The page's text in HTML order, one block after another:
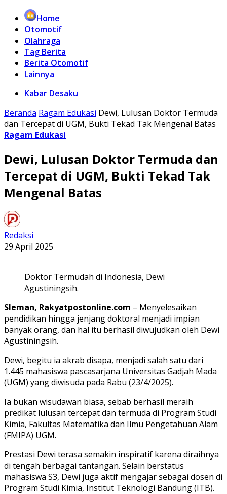
Home
Otomotif
Olahraga
Tag Berita
Berita Otomotif
Lainnya
Kabar Desaku
Beranda Ragam Edukasi Dewi, Lulusan Doktor Termuda
dan Tercepat di UGM, Bukti Tekad Tak Mengenal Batas
Ragam Edukasi
Dewi, Lulusan Doktor Termuda dan
Tercepat di UGM, Bukti Tekad Tak
Mengenal Batas
Redaksi
29 April 2025
Doktor Termudah di Indonesia, Dewi
Agustiningsih.
Sleman, Rakyatpostonline.com – Menyelesaikan
pendidikan hingga jenjang doktoral menjadi impian
banyak orang, dan hal itu berhasil diwujudkan oleh Dewi
Agustiningsih.
Dewi, begitu ia akrab disapa, menjadi salah satu dari
1.445 mahasiswa pascasarjana Universitas Gadjah Mada
(UGM) yang diwisuda pada Rabu (23/4/2025).
Ia bukan wisudawan biasa, sebab berhasil meraih
predikat lulusan tercepat dan termuda di Program Studi
Kimia, Fakultas Matematika dan Ilmu Pengetahuan Alam
(FMIPA) UGM.
Prestasi Dewi terasa semakin inspiratif karena diraihnya
di tengah berbagai tantangan. Selain berstatus
mahasiswa S3, Dewi juga aktif mengajar sebagai dosen di
Program Studi Kimia, Institut Teknologi Bandung (ITB).